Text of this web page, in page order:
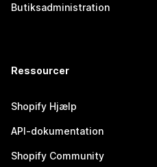
Butiksadministration
Ressourcer
Shopify Hjælp
API-dokumentation
Shopify Community